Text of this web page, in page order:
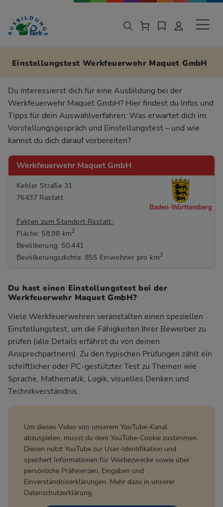
Zur Navigation springen
Zu den Hauptinhalten springen
Einstellungstest Werkfeuerwehr Maquet GmbH
Du interessierst dich für eine Ausbildung bei der
Werkfeuerwehr Maquet GmbH? Hier findest du Infos und
Tipps für dein Auswahlverfahren: Was erwartet dich im
Vorstellungsgespräch und Einstellungstest – und wie
kannst du dich darauf vorbereiten?
Werkfeuerwehr Maquet GmbH
Kehler Straße 31
76437 Rastatt
Fakten zum Standort Rastatt:
Fläche: 58,98 km2
Bevölkerung: 50.441
Bevölkerungsdichte: 855 Einwohner pro km2
Baden-Württemberg
Du hast einen Einstellungstest bei der
Werkfeuerwehr Maquet GmbH?
Viele Werkfeuerwehren veranstalten einen speziellen
Einstellungstest, um die Fähigkeiten Ihrer Bewerber zu
prüfen (alle Details erfährst du von deinen
Ansprechpartnern). Zu den typischen Prüfungen zählt ein
schriftlicher oder PC-gestützter Test zu Themen wie
Sprache, Mathematik, Logik, visuelles Denken und
Technikverständnis.
Um dieses Video von unserem YouTube-Kanal
abzuspielen, musst du dem YouTube-Cookie zustimmen.
Diesen nutzt YouTube zur User-Identifikation und
speichert Informationen für Werbezwecke sowie über
persönliche Präferenzen, Eingaben und
Einverständniserklärungen. Mehr dazu in unserer
Datenschutzerklärung.